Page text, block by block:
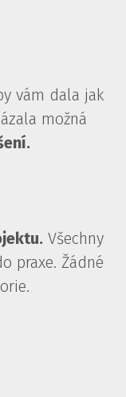
vám dala jak
možná
Všechny
praxe. Žádné